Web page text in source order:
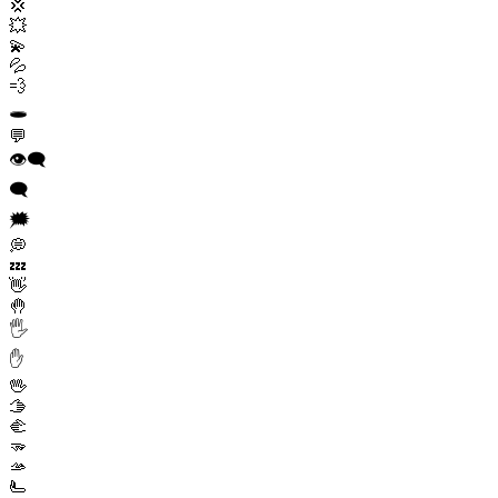
💢
💥
💫
💦
💨
🕳️
💬
👁️‍🗨️
🗨️
🗯️
💭
💤
👋
🤚
🖐️
✋
🖖
🫱
🫲
🫳
🫴
🫷